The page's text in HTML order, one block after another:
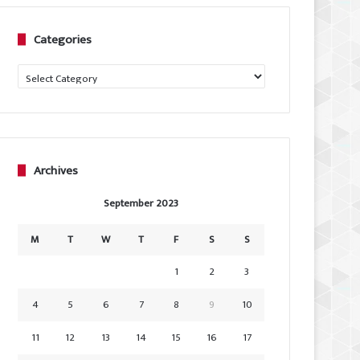
Categories
Categories
Archives
September 2023
M T W T F S
S
1
2
3
4
5 6 7 8 9
10
11
12 13 14 15 16 17